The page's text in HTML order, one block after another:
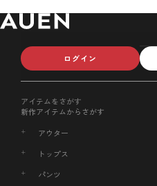
ログイン
アイテムをさがす
新作アイテムからさがす
アウター
トップス
パンツ